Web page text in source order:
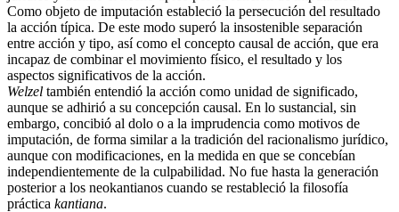
Como objeto de imputación estableció la persecución del resultado
la acción típica. De este modo superó la insostenible separación
entre acción y tipo, así como el concepto causal de acción, que era
incapaz de combinar el movimiento físico, el resultado y los
aspectos significativos de la acción.
Welzel también entendió la acción como unidad de significado,
aunque se adhirió a su concepción causal. En lo sustancial, sin
embargo, concibió al dolo o a la imprudencia como motivos de
imputación, de forma similar a la tradición del racionalismo jurídico,
aunque con modificaciones, en la medida en que se concebían
independientemente de la culpabilidad. No fue hasta la generación
posterior a los neokantianos cuando se restableció la filosofía
práctica kantiana.